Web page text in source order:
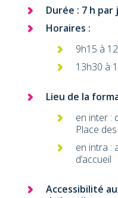
Durée : 7 h par
Horaires :
9h15 à
13h30 à
Lieu de la
en inter :
Place
en intra :
d’accueil
Accessibilité